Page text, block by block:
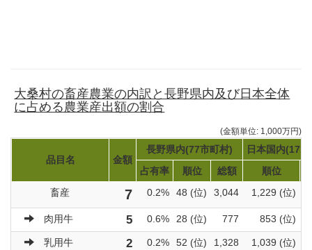
大桑村の畜産農業の内訳と長野県内及び日本全体
に占める農業産出額の割合
(金額単位: 1,000万円)
品目名 金額
長野県内(77市町村)
日本国内
占有率
順位 総額
順位
畜産
7 0.2% 48 (位) 3,044 1,229 (位)
肉用牛 5 0.6% 28 (位) 777 853 (位)
乳用牛 2 0.2% 52 (位) 1,328 1,039 (位)